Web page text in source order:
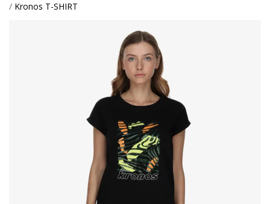
Kronos T-SHIRT